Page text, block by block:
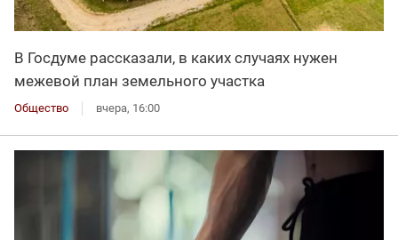
В Госдуме рассказали, в каких случаях нужен
межевой план земельного участка
Общество вчера, 16:00